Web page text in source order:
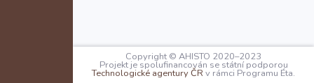
Copyright © AHISTO 2020–2023
Projekt je spolufinancován se státní podporou
Technologické agentury ČR v rámci Programu Éta.